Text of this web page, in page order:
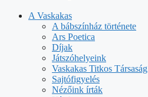
A Vaskakas
A bábszínház története
Ars Poetica
Díjak
Játszóhelyeink
Vaskakas Titkos Társaság
Sajtófigyelés
Nézőink írták